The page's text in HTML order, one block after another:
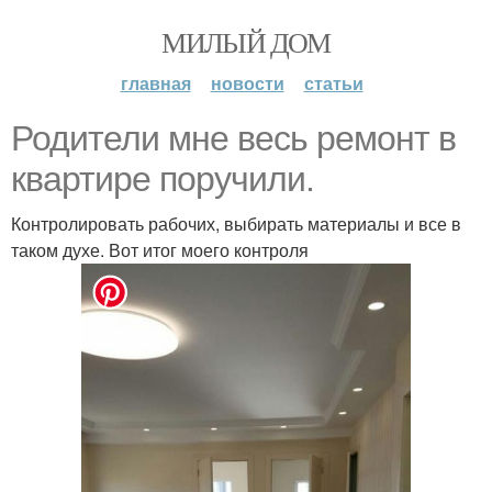
МИЛЫЙ ДОМ
главная новости статьи
Родители мне весь ремонт в
квартире поручили.
Контролировать рабочих, выбирать материалы и все в
таком духе. Вот итог моего контроля